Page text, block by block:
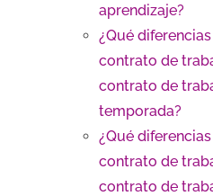
aprendizaje?
¿Qué
contrato de
contrato de
temporada?
¿Qué
contrato de
contrato de